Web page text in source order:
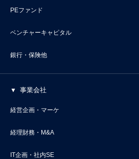
PEファンド
ベンチャーキャピタル
銀行・保険他
事業会社
経営企画・マーケ
経理財務・M&A
IT企画・社内SE